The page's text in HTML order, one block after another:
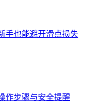
手也能避开滑点损失
作步骤与安全提醒